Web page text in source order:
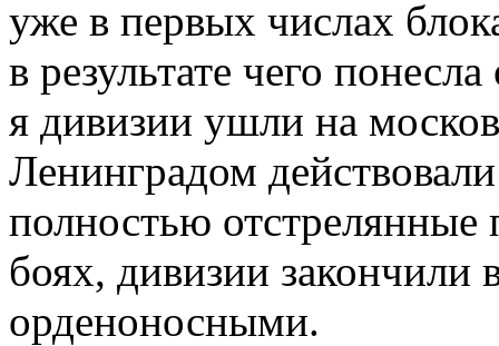
уже в первых числах
в результате чего
я дивизии ушли на
Ленинградом
полностью отстрелянные
боях, дивизии закончили
орденоносными.